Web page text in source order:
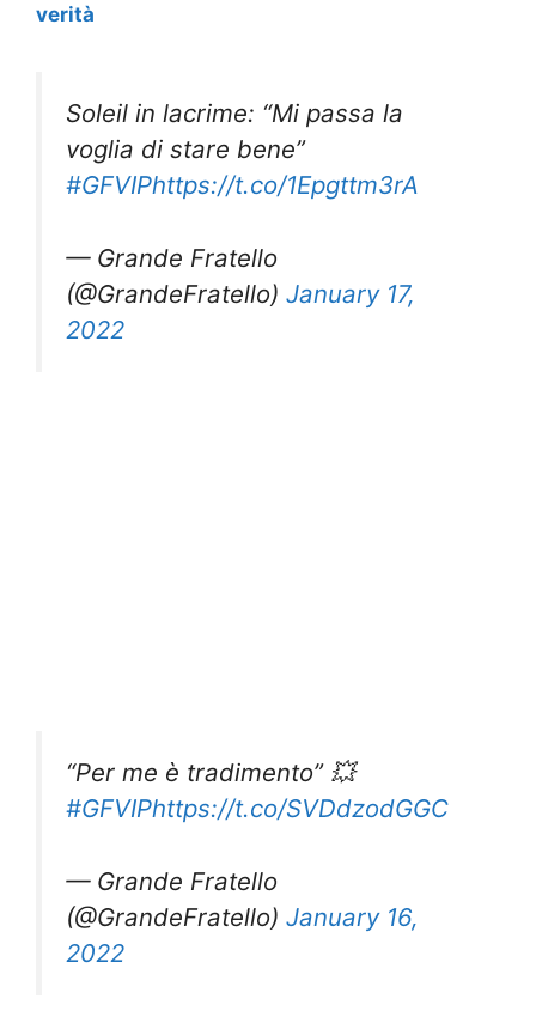
verità
Soleil in lacrime: “Mi passa la
voglia di stare bene”
#GFVIPhttps://t.co/1Epgttm3rA
— Grande Fratello
(@GrandeFratello) January 17,
2022
#GFVIPhttps://t.co/SVDdzodGGC
(@GrandeFratello)
2022